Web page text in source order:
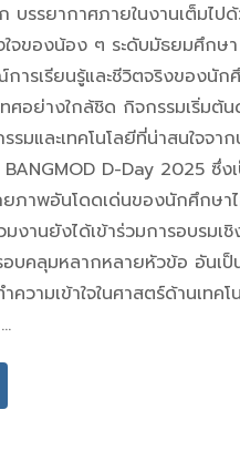
บรรยากาศภายในงานเต็มไป
จของน้อง ๆ ระดับมัธยมศึกษา
ารเรียนรู้และชีวิตจริงของนั
ทศอย่างใกล้ชิด กิจกรรมเริ่มต้
รมและเทคโนโลยีที่น่าสนใจจา
D-Day 2025 ซึ่ง
ภาพอันโดดเด่นของนักศึกษา
งานยังได้เข้าร่วมการอบรมเ
บคลุมหลากหลายหัวข้อ อันเป็
ความเข้าใจในศาสตร์ด้านเทคโ